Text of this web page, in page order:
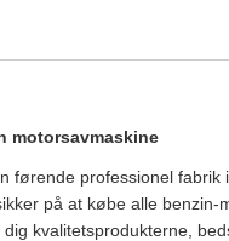
motorsavmaskine
førende professionel
på at købe alle benzin-
dig kvalitetsprodukterne,